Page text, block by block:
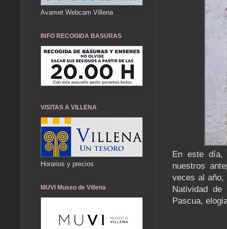
En este día,
nuestros
veces al año,
Natividad
Pascua,
Avamet Webcam Villena
INFO RECOGIDA BASURAS
VISITAS A VILLENA
Horarios y precios
MUVI Museo de Villena